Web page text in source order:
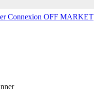
Connexion OFF MARKET